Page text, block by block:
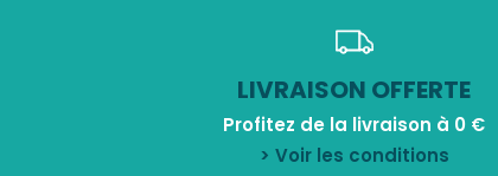
LIVRAISON OFFERTE
Profitez de la livraison à 0 €
> Voir les conditions